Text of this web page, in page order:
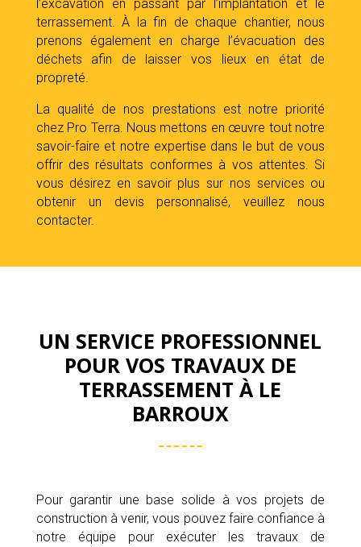
l’excavation en passant par l’implantation et le
terrassement. À la fin de chaque chantier, nous
prenons également en charge l’évacuation des
déchets afin de laisser vos lieux en état de
propreté.
La qualité de nos prestations est notre priorité
chez Pro Terra. Nous mettons en œuvre tout notre
savoir-faire et notre expertise dans le but de vous
offrir des résultats conformes à vos attentes. Si
vous désirez en savoir plus sur nos services ou
obtenir un devis personnalisé, veuillez nous
contacter.
UN SERVICE PROFESSIONNEL
POUR VOS TRAVAUX DE
TERRASSEMENT À LE
BARROUX
Pour garantir une base solide à vos projets de
construction à venir, vous pouvez faire confiance à
notre équipe pour exécuter les travaux de